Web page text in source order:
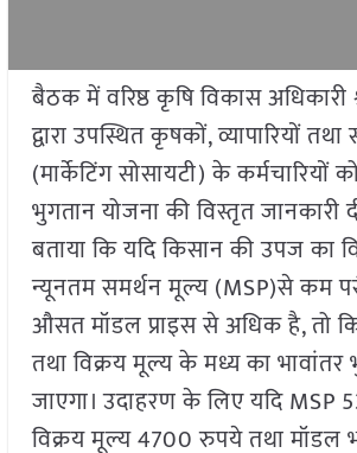
बैठक में वरिष्ठ कृषि विकास अधिकारी
द्वारा उपस्थित कृषकों, व्यापारियों
(मार्केटिंग सोसायटी) के कर्मचारियों
भुगतान योजना की विस्तृत जानकारी
बताया कि यदि किसान की उपज का
न्यूनतम समर्थन मूल्य (MSP)से कम
औसत मॉडल प्राइस से अधिक है, तो
तथा विक्रय मूल्य के मध्य का भावांतर
जाएगा। उदाहरण के लिए यदि MSP
विक्रय मूल्य 4700 रुपये तथा